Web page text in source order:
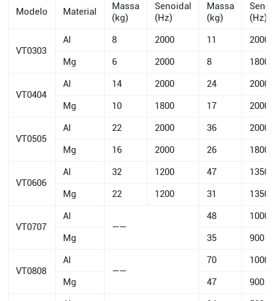
Modelo Material
Massa
(kg)
Senoidal
(Hz)
Massa
(kg)
(Hz)
VT0303
Al 8 2000 11
2000
Mg
6 2000 8 1800
VT0404
Al 14 2000 24
2000
Mg
10 1800 17 2000
VT0505
Al 22 2000 36
2000
Mg
16 2000 26 1800
VT0606
Al 32 1200 47
1350
Mg
22 1200 31 1350
VT0707
Al
——
48
1000
Mg
35 900
VT0808
Al
——
70
1000
Mg
47 900